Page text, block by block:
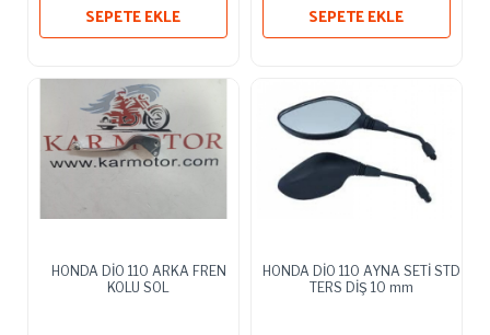
SEPETE EKLE
SEPETE EKLE
HONDA DİO 110 ARKA FREN
KOLU SOL
HONDA DİO 110 AYNA SETİ STD
TERS DİŞ 10 mm